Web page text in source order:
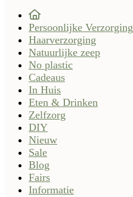
Persoonlijke Verzorging
Haarverzorging
Natuurlijke zeep
No plastic
Cadeaus
In Huis
Eten & Drinken
Zelfzorg
DIY
Nieuw
Sale
Blog
Fairs
Informatie